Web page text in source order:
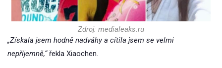
Zdroj: medialeaks.ru
„Získala jsem hodně nadváhy a cítila jsem se velmi
nepříjemně,“řekla Xiaochen.